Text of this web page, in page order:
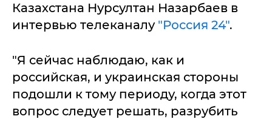
Казахстана Нурсултан Назарбаев в
интервью телеканалу "Россия 24".
"Я сейчас наблюдаю, как и
российская, и украинская стороны
подошли к тому периоду, когда этот
вопрос следует решать, разрубить